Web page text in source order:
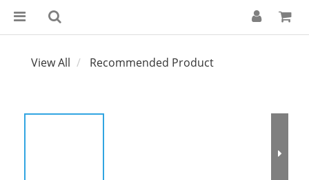
View All Recommended Product